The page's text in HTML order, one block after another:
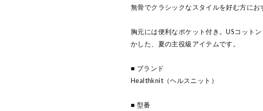
無骨でクラシックなスタイルを好む方にお
胸元には便利なポケット付き。USコット
かした、夏の主役級アイテムです。
■ ブランド
Healthknit（ヘルスニット）
■ 型番